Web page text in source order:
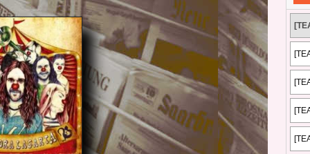
La historia de Nintendo Vol. 2 PUBLICACIONES